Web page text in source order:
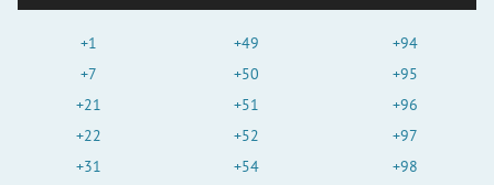
+1
+7
+21
+22
+31
+49
+50
+51
+52
+54
+94
+95
+96
+97
+98